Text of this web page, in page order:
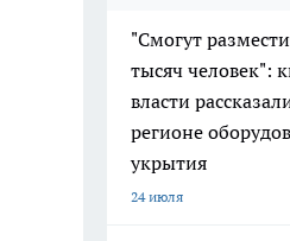
"Смогут
тысяч человек":
власти
регионе
укрытия
24 июля